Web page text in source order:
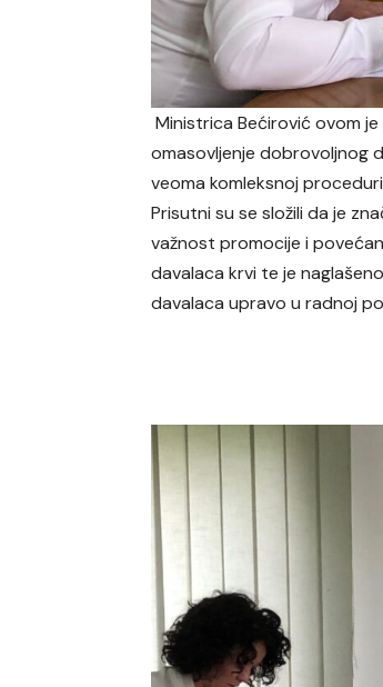
Ministrica Bećirović ovom
omasovljenje dobrovoljnog
veoma komleksnoj
Prisutni su se složili da je
važnost promocije i
davalaca krvi te je
davalaca upravo u radnoj